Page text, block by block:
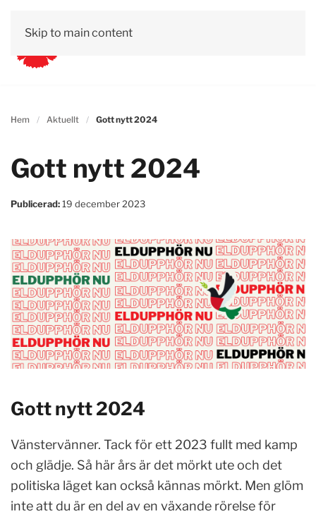
Skip to main content
Hem Aktuellt Gott nytt 2024
Gott nytt 2024
Publicerad:19 december 2023
Gott nytt 2024
Vänstervänner. Tack för ett 2023 fullt med kamp
och glädje. Så här års är det mörkt ute och det
politiska läget kan också kännas mörkt. Men glöm
inte att du är en del av en växande rörelse för